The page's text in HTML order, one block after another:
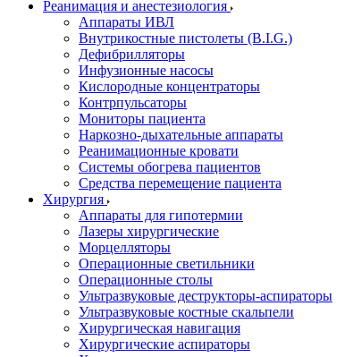
Реанимация и анестезиология
Аппараты ИВЛ
Внутрикостные пистолеты (B.I.G.)
Дефибрилляторы
Инфузионные насосы
Кислородные концентраторы
Контрпульсаторы
Мониторы пациента
Наркозно-дыхательные аппараты
Реанимационные кровати
Системы обогрева пациентов
Средства перемещение пациента
Хирургия
Аппараты для гипотермии
Лазеры хирургические
Морцелляторы
Операционные светильники
Операционные столы
Ультразвуковые деструкторы-аспираторы
Ультразвуковые костные скальпели
Хирургическая навигация
Хирургические аспираторы